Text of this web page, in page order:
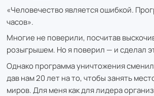
«Человечество является ошибкой.
часов».
Многие не поверили, посчитав
розыгрышем. Но я поверил — и сделал
Однако программа уничтожения
дав нам 20 лет на то, чтобы занять
миров. Для меня как для лидера